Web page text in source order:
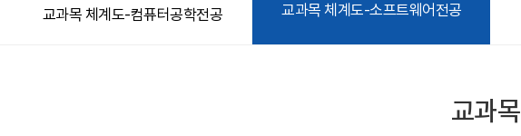
교과목 체계도-컴퓨터공학전공 교과목 체계도-소프트웨어전공
교과